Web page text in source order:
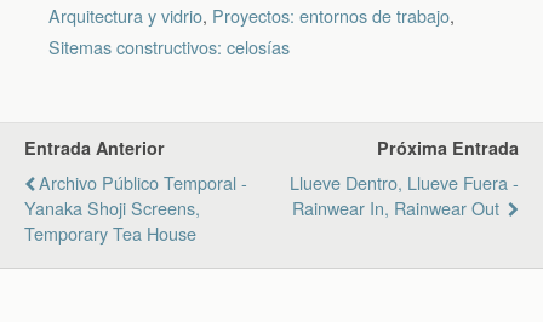
Arquitectura y vidrio, Proyectos: entornos de trabajo,
Sitemas constructivos: celosías
Entrada Anterior
Archivo Público Temporal -
Yanaka Shoji Screens,
Temporary Tea House
Próxima Entrada
Llueve Dentro, Llueve Fuera -
Rainwear In, Rainwear Out